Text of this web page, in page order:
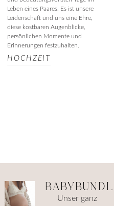
Leben eines Paares. Es ist unsere
Leidenschaft und uns eine Ehre,
diese kostbaren Augenblicke,
persönlichen Momente und
Erinnerungen festzuhalten.
HOCHZEIT
Unser ganz